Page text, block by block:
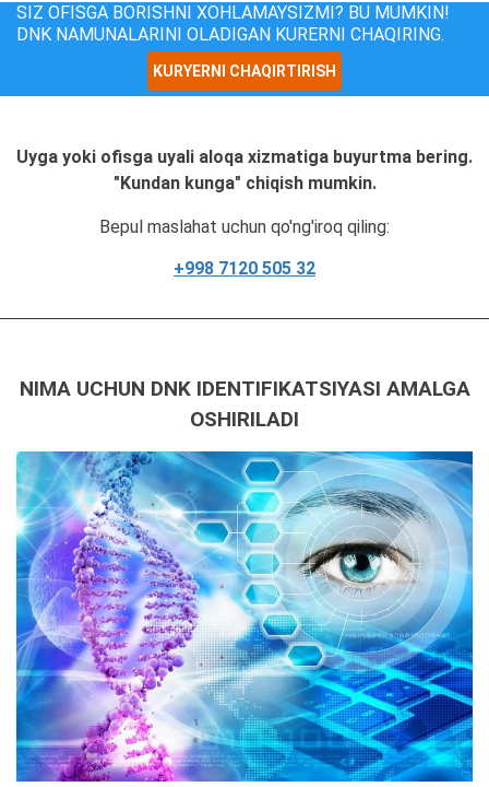
SIZ OFISGA BORISHNI XOHLAMAYSIZMI? BU MUMKIN!
DNK NAMUNALARINI OLADIGAN KURERNI CHAQIRING.
KURYERNI CHAQIRTIRISH
Uyga yoki ofisga uyali aloqa xizmatiga buyurtma bering.
"Kundan kunga" chiqish mumkin.
Bepul maslahat uchun qo'ng'iroq qiling:
+998 7120 505 32
NIMA UCHUN DNK IDENTIFIKATSIYASI AMALGA
OSHIRILADI